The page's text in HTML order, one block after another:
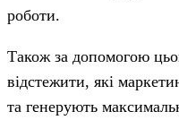
роботи.
Також за допомогою
відстежити, які
та генерують